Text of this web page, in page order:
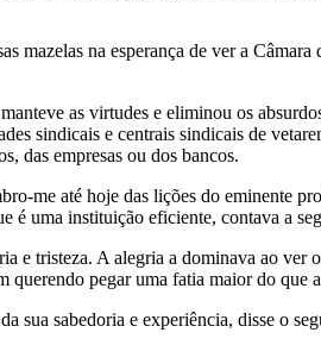
na esperança de ver a
as virtudes e eliminou os
sindicais e centrais sindicais de
das empresas ou dos bancos.
me até hoje das lições do eminente
é uma instituição eficiente, contava a
e tristeza. A alegria a dominava ao
querendo pegar uma fatia maior do que
sua sabedoria e experiência, disse o